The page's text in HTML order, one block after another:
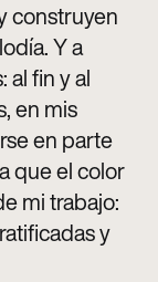
construyen
Y a
al fin y al
en mis
en parte
que el color
mi trabajo:
y